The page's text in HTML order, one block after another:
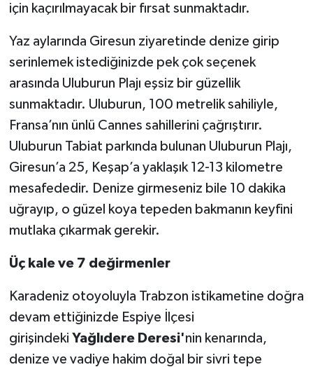
için kaçırılmayacak bir fırsat sunmaktadır.
Yaz aylarında Giresun ziyaretinde denize girip
serinlemek istediğinizde pek çok seçenek
arasında Uluburun Plajı eşsiz bir güzellik
sunmaktadır. Uluburun, 100 metrelik sahiliyle,
Fransa’nın ünlü Cannes sahillerini çağrıştırır.
Uluburun Tabiat parkında bulunan Uluburun Plajı,
Giresun’a 25, Keşap’a yaklaşık 12-13 kilometre
mesafededir. Denize girmeseniz bile 10 dakika
uğrayıp, o güzel koya tepeden bakmanın keyfini
mutlaka çıkarmak gerekir.
Üç kale ve 7 değirmenler
Karadeniz otoyoluyla Trabzon istikametine doğra
devam ettiğinizde Espiye İlçesi
girişindeki Yağlıdere Deresi'nin kenarında,
denize ve vadiye hakim doğal bir sivri tepe